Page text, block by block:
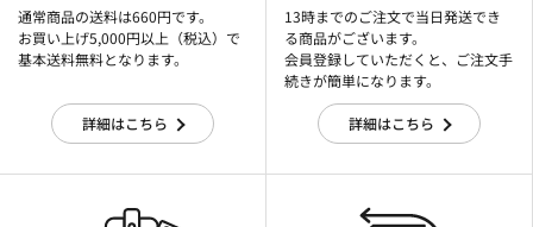
通常商品の送料は660円です。
お買い上げ5,000円以上（税込）で
基本送料無料となります。
詳細はこちら
13時までのご注文で当日発送でき
る商品がございます。
会員登録していただくと、ご注文手
続きが簡単になります。
詳細はこちら